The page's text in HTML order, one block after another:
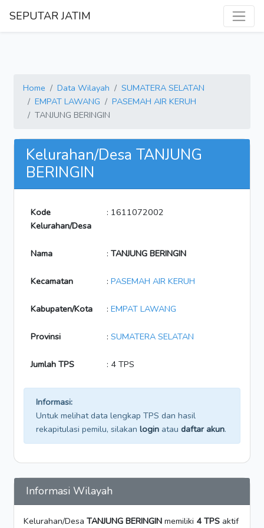
SEPUTAR JATIM
Home Data Wilayah
SUMATERA SELATAN
EMPAT LAWANG
PASEMAH AIR KERUH
TANJUNG BERINGIN
Kelurahan/Desa TANJUNG
BERINGIN
Kode
Kelurahan/Desa
: 1611072002
Nama : TANJUNG BERINGIN
Kecamatan : PASEMAH AIR KERUH
Kabupaten/Kota : EMPAT LAWANG
Provinsi : SUMATERA SELATAN
Jumlah TPS : 4 TPS
Informasi:
Untuk melihat data lengkap TPS dan hasil
rekapitulasi pemilu, silakan login atau daftar akun.
Informasi Wilayah
Kelurahan/Desa TANJUNG BERINGIN memiliki 4 TPS aktif